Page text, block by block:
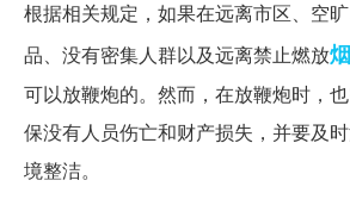
根据相关规定，如果在远离市区、空
品、没有密集人群以及远离禁止燃放
可以放鞭炮的。然而，在放鞭炮时，
保没有人员伤亡和财产损失，并要及
境整洁。